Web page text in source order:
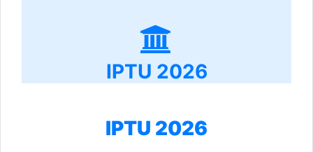
IPTU 2026
IPTU 2026